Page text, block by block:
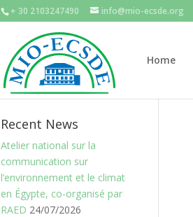
+ 30 2103247490 info@mio-ecsde.org
Home
Recent News
Atelier national sur la
communication sur
l’environnement et le climat
en Égypte, co-organisé par
RAED 24/07/2026